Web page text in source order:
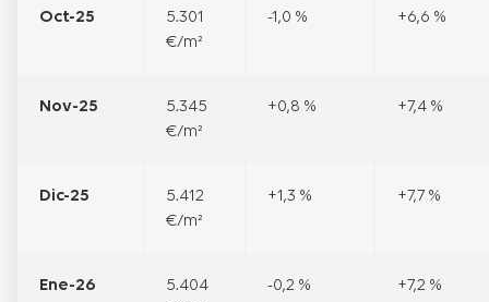
Oct-25
5.301
€/m²
-1,0 % +6,6 %
Nov-25
5.345
€/m²
+0,8 % +7,4 %
Dic-25
5.412
€/m²
+1,3 % +7,7 %
Ene-26
5.404
-0,2 % +7,2 %